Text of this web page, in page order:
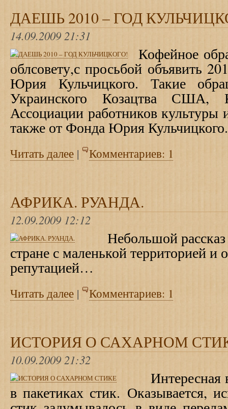
ДАЕШЬ 2010 – ГОД
14.09.2009 21:31
Кофейное
облсовету,с просьбой объявить
Юрия Кульчицкого. Такие
Украинского Козацтва
Ассоциации работников культуры
также от Фонда Юрия Кульчицкого.
Читать далее | Комментариев: 1
АФРИКА. РУАНДА.
12.09.2009 12:12
Небольшой рассказ
стране с маленькой территорией
репутацией…
Читать далее | Комментариев: 1
ИСТОРИЯ О САХАРНОМ
10.09.2009 21:32
Интересная
в пакетиках стик. Оказывается,